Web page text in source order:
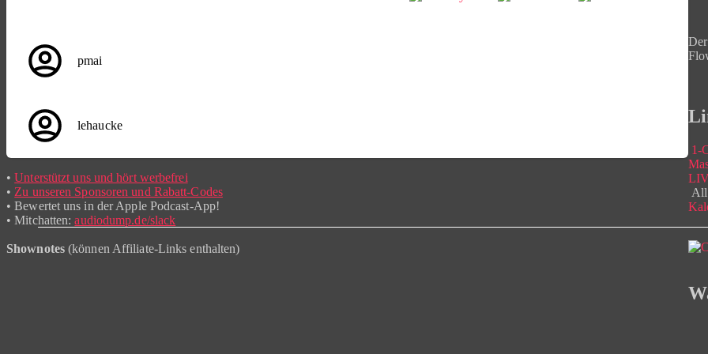
pmai
lehaucke
•Unterstützt uns und hört werbefrei
• Zu unseren Sponsoren und Rabatt-Codes
• Bewertet uns in der Apple Podcast-App!
• Mitchatten:audiodump.de/slack
Shownotes(können Affiliate-Links enthalten)
1-